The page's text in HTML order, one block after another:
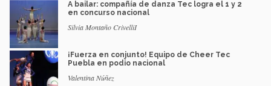
A bailar: compañía de danza Tec logra el 1 y 2
en concurso nacional
Silvia Montaño CrivelliI
¡Fuerza en conjunto! Equipo de Cheer Tec
Puebla en podio nacional
Valentina Núñez